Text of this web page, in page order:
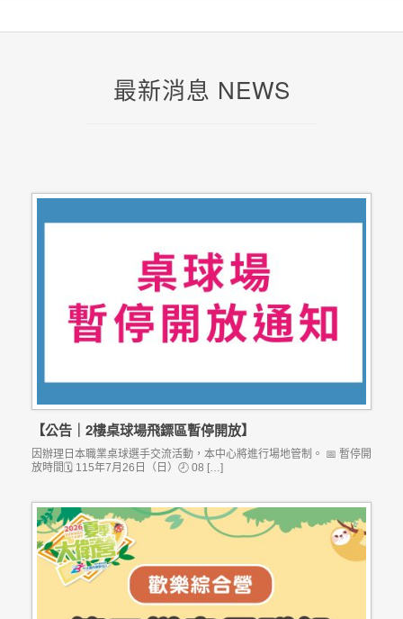
最新消息 NEWS
【公告｜2樓桌球場飛鏢區暫停開放】
因辦理日本職業桌球選手交流活動，本中心將進行場地管制。 📅 暫停開
放時間🗓️ 115年7月26日（日）🕗 08 […]